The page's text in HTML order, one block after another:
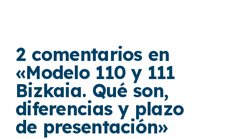
2 comentarios en
«Modelo 110 y 111
Bizkaia. Qué son,
diferencias y plazo
de presentación»